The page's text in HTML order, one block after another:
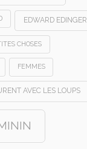
EDWARD EDINGER
CHOSES
FEMMES
AVEC LES LOUPS